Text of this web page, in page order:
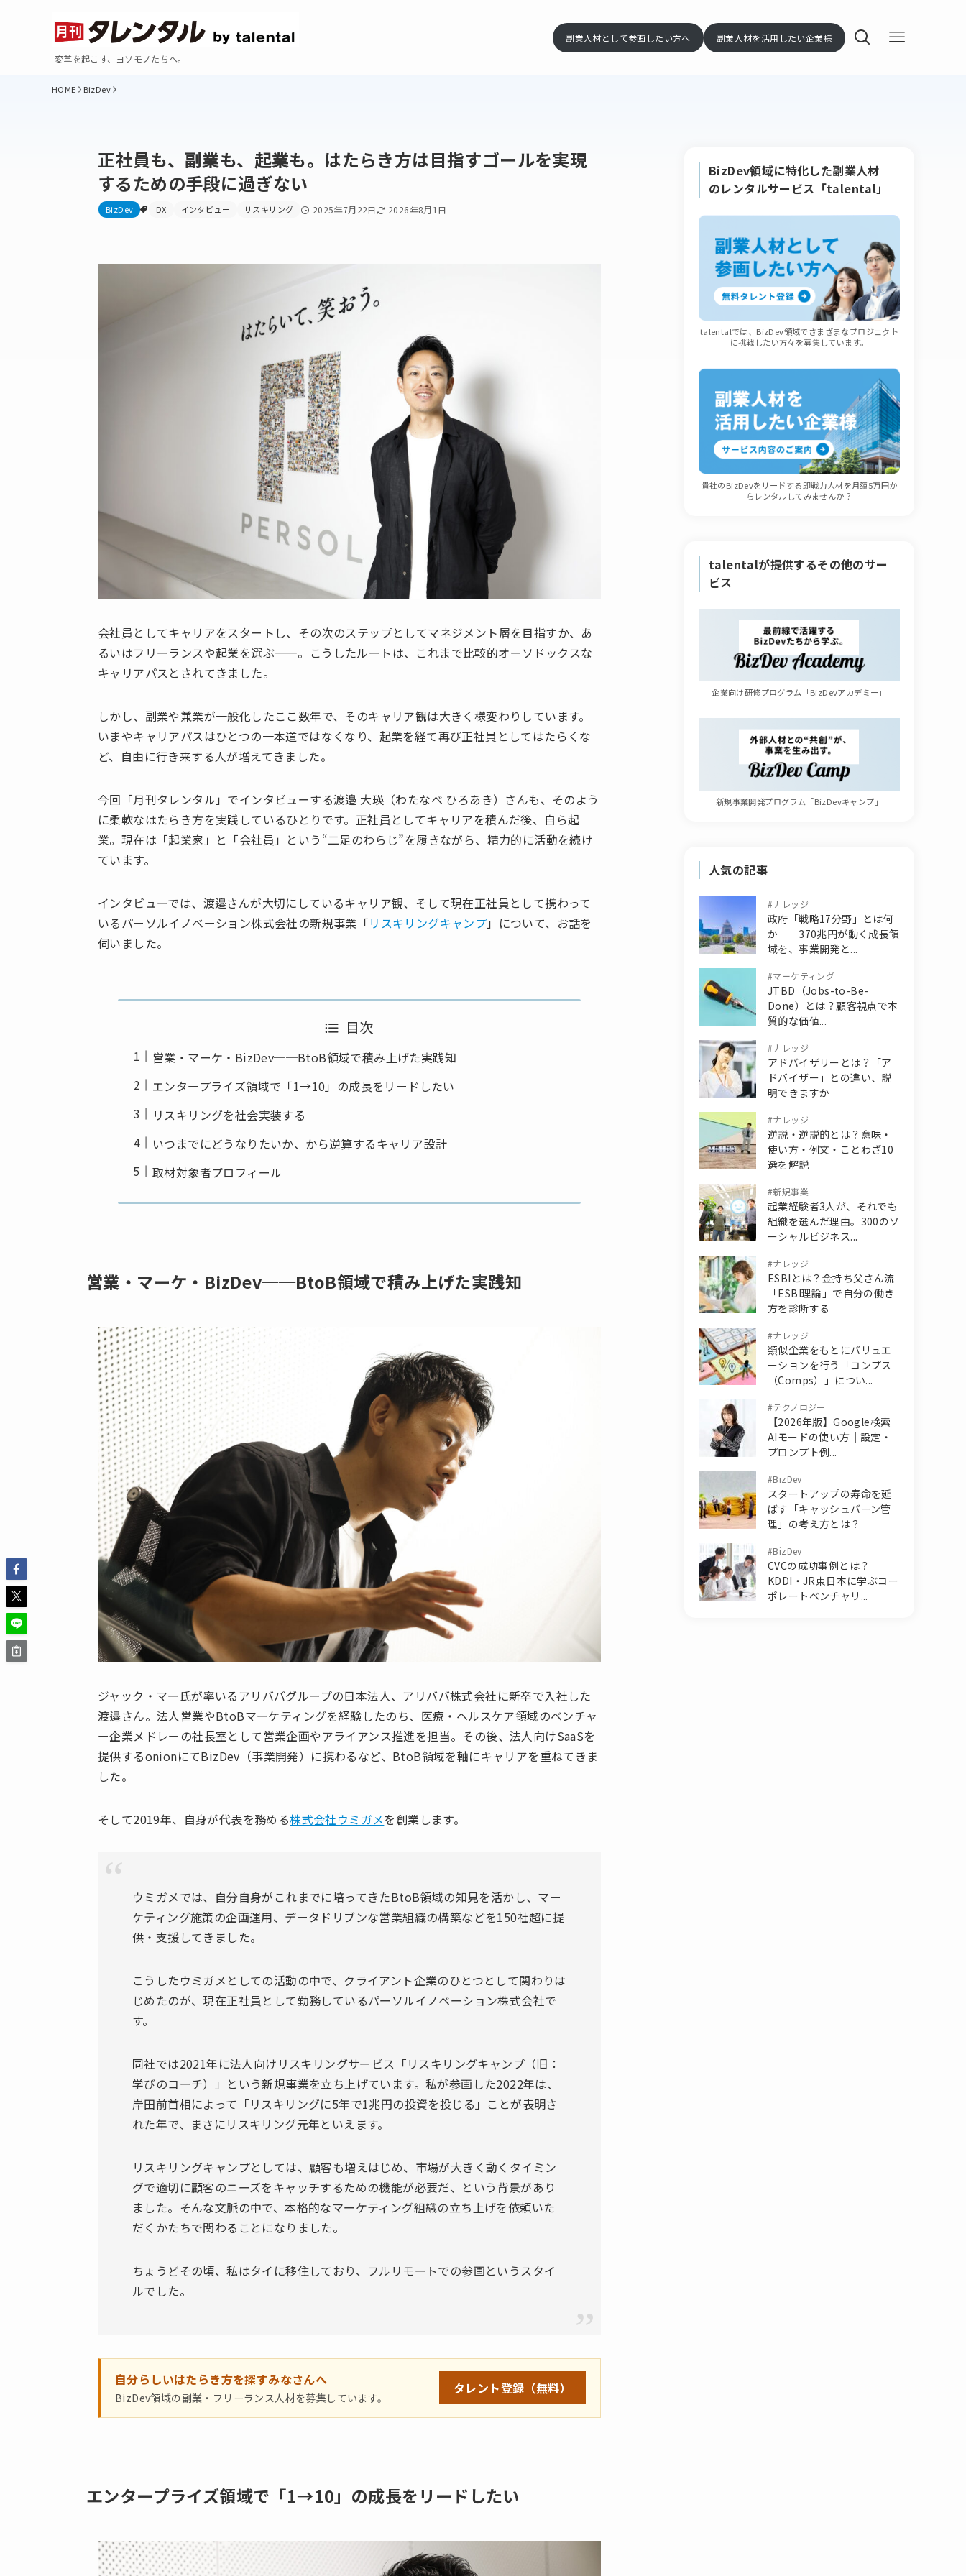
変革を起こす、ヨソモノたちへ。
副業人材として参画したい方へ 副業人材を活用したい企業様
BizDev
正社員も、副業も、起業も。はたらき方は目指すゴールを実現
するための手段に過ぎない
BizDev DX インタビュー リスキリング 2025年7月22日 2026年8月1日
会社員としてキャリアをスタートし、その次のステップとしてマネジメント層を目指すか、あ
るいはフリーランスや起業を選ぶ——。こうしたルートは、これまで比較的オーソドックスな
キャリアパスとされてきました。
しかし、副業や兼業が一般化したここ数年で、そのキャリア観は大きく様変わりしています。
いまやキャリアパスはひとつの一本道ではなくなり、起業を経て再び正社員としてはたらくな
ど、自由に行き来する人が増えてきました。
今回「月刊タレンタル」でインタビューする渡邉 大瑛（わたなべ ひろあき）さんも、そのよう
に柔軟なはたらき方を実践しているひとりです。正社員としてキャリアを積んだ後、自ら起
業。現在は「起業家」と「会社員」という“二足のわらじ”を履きながら、精力的に活動を続け
ています。
インタビューでは、渡邉さんが大切にしているキャリア観、そして現在正社員として携わって
いるパーソルイノベーション株式会社の新規事業「リスキリングキャンプ」について、お話を
伺いました。
目次
営業・マーケ・BizDev──BtoB領域で積み上げた実践知
エンタープライズ領域で「1→10」の成長をリードしたい
リスキリングを社会実装する
いつまでにどうなりたいか、から逆算するキャリア設計
取材対象者プロフィール
営業・マーケ・BizDev──BtoB領域で積み上げた実践知
ジャック・マー氏が率いるアリババグループの日本法人、アリババ株式会社に新卒で入社した
渡邉さん。法人営業やBtoBマーケティングを経験したのち、医療・ヘルスケア領域のベンチャ
ー企業メドレーの社長室として営業企画やアライアンス推進を担当。その後、法人向けSaaSを
提供するonionにてBizDev（事業開発）に携わるなど、BtoB領域を軸にキャリアを重ねてきま
した。
そして2019年、自身が代表を務める株式会社ウミガメを創業します。
ウミガメでは、自分自身がこれまでに培ってきたBtoB領域の知見を活かし、マー
ケティング施策の企画運用、データドリブンな営業組織の構築などを150社超に提
供・支援してきました。
こうしたウミガメとしての活動の中で、クライアント企業のひとつとして関わりは
じめたのが、現在正社員として勤務しているパーソルイノベーション株式会社で
す。
同社では2021年に法人向けリスキリングサービス「リスキリングキャンプ（旧：
学びのコーチ）」という新規事業を立ち上げています。私が参画した2022年は、
岸田前首相によって「リスキリングに5年で1兆円の投資を投じる」ことが表明さ
れた年で、まさにリスキリング元年といえます。
リスキリングキャンプとしては、顧客も増えはじめ、市場が大きく動くタイミン
グで適切に顧客のニーズをキャッチするための機能が必要だ、という背景があり
ました。そんな文脈の中で、本格的なマーケティング組織の立ち上げを依頼いた
だくかたちで関わることになりました。
ちょうどその頃、私はタイに移住しており、フルリモートでの参画というスタイ
ルでした。
自分らしいはたらき方を探すみなさんへ
BizDev領域の副業・フリーランス人材を募集しています。
タレント登録 （無料）
エンタープライズ領域で「1→10」の成長をリードしたい
BizDev領域に特化した副業人材
のレンタルサービス「talental」
talentalでは、BizDev領域でさまざまなプロジェクト
に挑戦したい方々を募集しています。
貴社のBizDevをリードする即戦力人材を月額5万円か
らレンタルしてみませんか？
talentalが提供するその他のサー
ビス
企業向け研修プログラム「BizDevアカデミー」
新規事業開発プログラム「BizDevキャンプ」
人気の記事
#ナレッジ
政府「戦略17分野」とは何
か──370兆円が動く成長領
域を、事業開発と...
#マーケティング
JTBD（Jobs-to-Be-
Done）とは？顧客視点で本
質的な価値...
#ナレッジ
アドバイザリーとは？「ア
ドバイザー」との違い、説
明できますか
#ナレッジ
逆説・逆説的とは？意味・
使い方・例文・ことわざ10
選を解説
#新規事業
起業経験者3人が、それでも
組織を選んだ理由。300のソ
ーシャルビジネス...
#ナレッジ
ESBIとは？金持ち父さん流
「ESBI理論」で自分の働き
方を診断する
#ナレッジ
類似企業をもとにバリュエ
ーションを行う「コンプス
（Comps）」につい...
#テクノロジー
【2026年版】Google検索
AIモードの使い方｜設定・
プロンプト例...
#BizDev
スタートアップの寿命を延
ばす「キャッシュバーン管
理」の考え方とは？
#BizDev
CVCの成功事例とは？
KDDI・JR東日本に学ぶコー
ポレートベンチャリ...